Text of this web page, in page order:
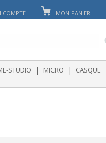
COMPTE MON PANIER
STUDIO | MICRO | CASQUE